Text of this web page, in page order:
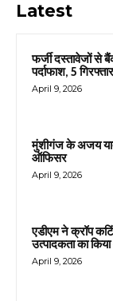
Latest
फर्जी दस्तावेजों से
पर्दाफाश, 5 गिरफ्तार
April 9, 2026
मुंशीगंज के अजय
ऑफिसर
April 9, 2026
एडीएम ने क्रॉप
उत्पादकता का
April 9, 2026